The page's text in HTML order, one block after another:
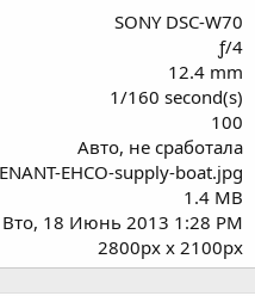
з
ё
з
SONY DSC-W70
ƒ/4
12.4 mm
1/160 second(s)
100
Авто, не сработала
EHCO-supply-boat.jpg
1.4 MB
Вто, 18 Июнь 2013 1:28 PM
2800px x 2100px